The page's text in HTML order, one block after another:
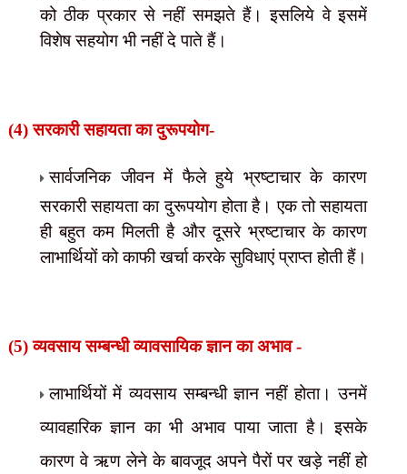
कोठीक प्रकार से नहीं समझते हैं। इसलिये वे इसमें
विशेष सहयोग भी नहीं दे पाते हैं।
(4) सरकारी सहायता का दुरूपयोग-
सार्वजनिक जीवन में फैले हुये भ्रष्टाचारके कारण
सरकारी सहायता का दुरूपयोग होता है। एक तो सहायता
ही बहुत कममिलती है और दूसरे भ्रष्टाचार के कारण
लाभार्थियों को काफी खर्चा करके सुविधाएंप्राप्त होती हैं।
(5) व्यवसाय सम्बन्धी व्यावसायिक ज्ञान का अभाव -
लाभार्थियों में व्यवसाय सम्बन्धी ज्ञान नहीं होता। उनमें
व्यावहारिक ज्ञान का भी अभाव पाया जाता है। इसके
कारण वे ऋण लेने के बावजूद अपने पैरों पर खड़े नहीं हो